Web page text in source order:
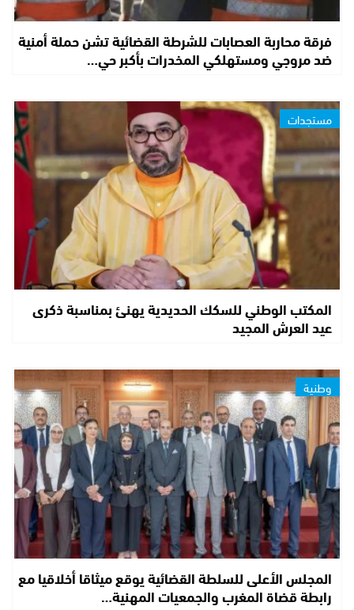
فرقة محاربة العصابات للشرطة القضائية تشن حملة أمنية
ضد مروجي ومستهلكي المخدرات بأكبر حي…
مستجدات
المكتب الوطني للسكك الحديدية يهنئ بمناسبة ذكرى
عيد العرش المجيد
وطنية
المجلس الأعلى للسلطة القضائية يوقع ميثاقا أخلاقيا مع
رابطة قضاة المغرب والجمعيات المهنية…